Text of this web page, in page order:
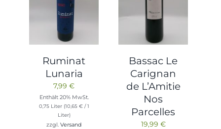
Ruminat
Lunaria
7,99€
Enthält 20% MwSt.
0,75 Liter (10,65 €/ 1
Liter)
zzgl.Versand
Bassac Le
Carignan
de L’Amitie
Nos
Parcelles
19,99 €